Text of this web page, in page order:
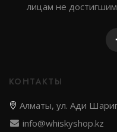
лицам не
КОНТАКТЫ
Алматы, ул. Ади
info@whiskyshop.kz